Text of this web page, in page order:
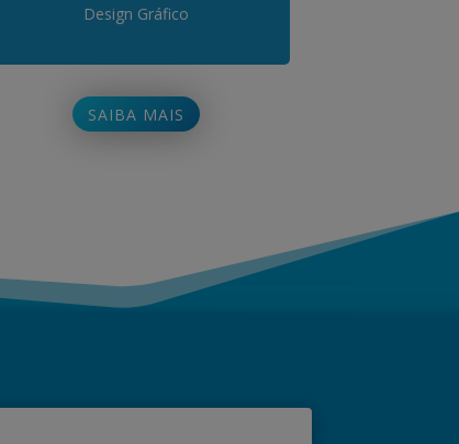
Design Gráfico
SAIBA MAIS